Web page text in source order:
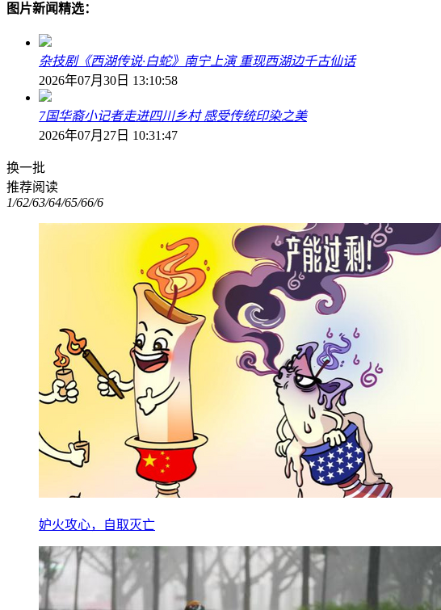
图片新闻精选：
杂技剧《西湖传说·白蛇》南宁上演 重现西湖边千古仙话
2026年07月30日 13:10:58
7国华裔小记者走进四川乡村 感受传统印染之美
2026年07月27日 10:31:47
换一批
推荐阅读
1/62/63/64/65/66/6
妒火攻心，自取灭亡